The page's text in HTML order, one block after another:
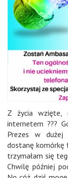
Z życia wzięte,
internetem ???
Prezes w dużej
dostanę
trzymałam się
Chwilę później